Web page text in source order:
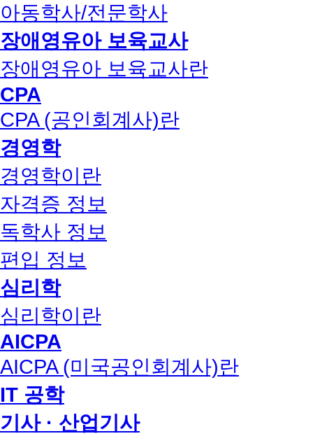
아동학사/전문학사
장애영유아 보육교사
장애영유아 보육교사란
CPA
CPA (공인회계사)란
경영학
경영학이란
자격증 정보
독학사 정보
편입 정보
심리학
심리학이란
AICPA
AICPA (미국공인회계사)란
IT 공학
기사 · 산업기사